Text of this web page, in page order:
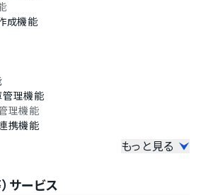
成機能
管理機能
理機能
携機能
力
もっと見る
サービス